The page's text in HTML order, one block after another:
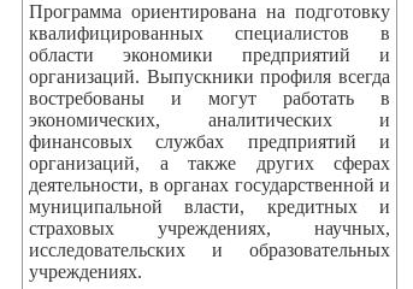
Программа ориентирована на подготовку
квалифицированных специалистов в
области экономики предприятий и
организаций. Выпускники профиля всегда
востребованы и могут работать в
экономических, аналитических и
финансовых службах предприятий и
организаций, а также других сферах
деятельности, в органах государственной и
муниципальной власти, кредитных и
страховых учреждениях, научных,
исследовательских и образовательных
учреждениях.